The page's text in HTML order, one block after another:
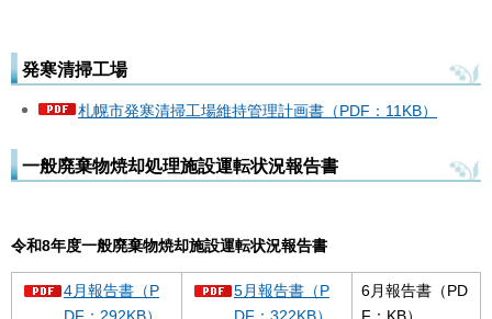
発寒清掃工場
札幌市発寒清掃工場維持管理計画書（PDF：11KB）
一般廃棄物焼却処理施設運転状況報告書
令和8年度一般廃棄物焼却施設運転状況報告書
4月報告書（P
5月報告書（P
6月報告書（PD